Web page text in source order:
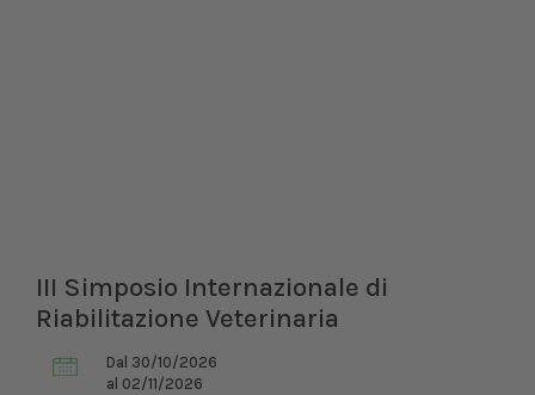
III Simposio Internazionale di
Riabilitazione Veterinaria
Dal 30/10/2026
al 02/11/2026